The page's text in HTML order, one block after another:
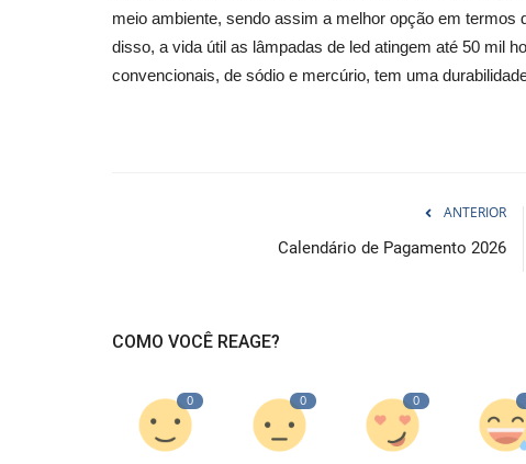
meio ambiente, sendo assim a melhor opção em
disso, a vida útil as lâmpadas de led atingem até 50 mil
convencionais, de sódio e mercúrio, tem uma
ANTERIOR
Calendário de Pagamento 2026
COMO VOCÊ REAGE?
0 0 0